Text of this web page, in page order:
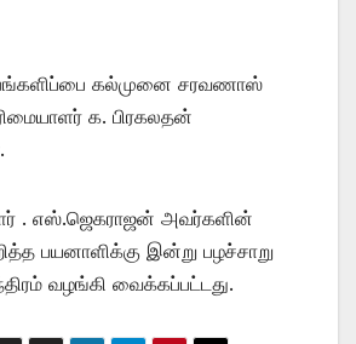
கல்முனை சரவணாஸ்
க. பிரகலதன்
. எஸ்.ஜெகராஜன் அவர்களின்
பயனாளிக்கு இன்று பழச்சாறு
வழங்கி வைக்கப்பட்டது.